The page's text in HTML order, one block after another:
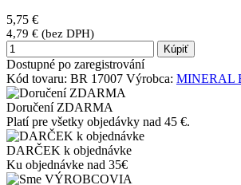
5,75 €
4,79 € (bez DPH)
Kúpiť
Dostupné po zaregistrování
Kód tovaru: BR 17007 Výrobca: MINERAL
Doručení ZDARMA
Platí pre všetky objedávky nad 45 €.
DARČEK k objednávke
Ku objednávke nad 35€